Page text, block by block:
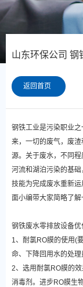
山东环保公司 钢
返回首页
钢铁工业是污染职业
来，一切的废气，废
源。关于废水，不同
河流和湖泊污染的基
技能为完成废水重新
面小编带大家简略了解
钢铁废水零排放设备优
1、耐氯RO膜的使用(
命、下降回用水的处理
2、选用耐氯RO膜的
消毒剂。进步RO膜生